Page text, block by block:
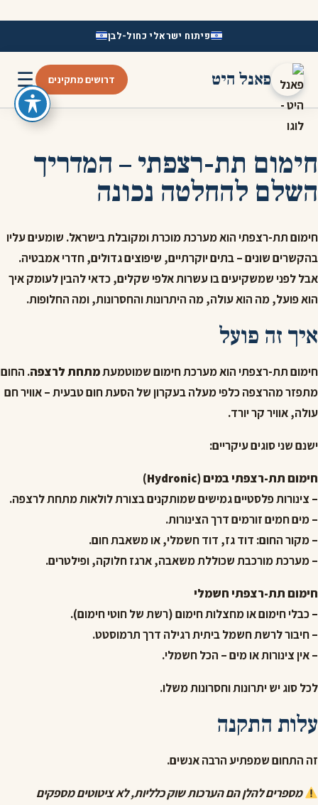
פיתוח ישראלי כחול-לבן
פאנל היט דרושים מתקינים ☰
חימום תת-רצפתי – המדריך
השלם להחלטה נכונה
חימום תת-רצפתי הוא מערכת מוכרת ומקובלת בישראל. שומעים עליו
בהקשרים שונים – בתים יוקרתיים, שיפוצים גדולים, חדרי אמבטיה.
אבל לפני שמשקיעים בו עשרות אלפי שקלים, כדאי להבין לעומק איך
הוא פועל, מה הוא עולה, מה היתרונות והחסרונות, ומה החלופות.
איך זה פועל
חימום תת-רצפתי הוא מערכת חימום שמוטמעתמתחת לרצפה. החום
מתפזר מהרצפה כלפי מעלה בעקרון של הסעת חום טבעית – אוויר חם
עולה, אוויר קר יורד.
ישנם שני סוגים עיקריים:
חימום תת-רצפתי במים (Hydronic)
– צינורות פלסטיים גמישים שמותקנים בצורת לולאות מתחת לרצפה.
– מים חמים זורמים דרך הצינורות.
– מקור החום: דוד גז, דוד חשמלי, או משאבת חום.
– מערכת מורכבת שכוללת משאבה, ארגז חלוקה, ופילטרים.
חימום תת-רצפתי חשמלי
– כבלי חימום או מחצלות חימום (רשת של חוטי חימום).
– חיבור לרשת חשמל ביתית רגילה דרך תרמוסטט.
– אין צינורות או מים – הכל חשמלי.
לכל סוג יש יתרונות וחסרונות משלו.
עלות התקנה
זה התחום שמפתיע הרבה אנשים.
מספרים להלן הם הערכות שוק כלליות, לא ציטוטים מספקים